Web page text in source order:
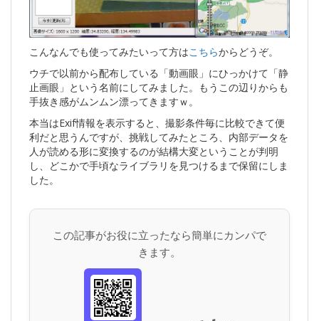
こんなんでも使ってみたいって方はこちらからどうぞ。
ウチで以前から配布している「動画眼」にひっかけて「静
止画眼」という名前にしてみました。もうこの辺りからも
手抜き感がムンムン漂ってきますｗ。
本当はExif情報を表示すると、撮影条件毎に比較できて便
利だと思うんですが、挑戦してみたところ、内部データを
人が読める形に変換するのが結構大変ということが判明
し、どこかで手頃なライブラリを見つけるまで保留にしま
した。
この記事がお役に立ったなら簡単にカンパで
きます。